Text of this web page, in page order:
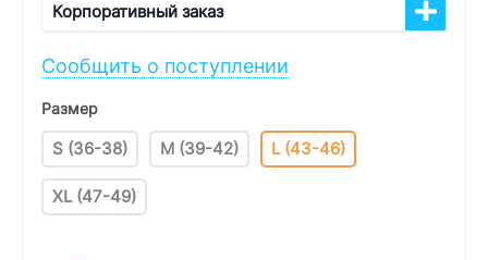
Корпоративный заказ
Сообщить о поступлении
Размер
S (36-38) M (39-42) L (43-46)
XL (47-49)